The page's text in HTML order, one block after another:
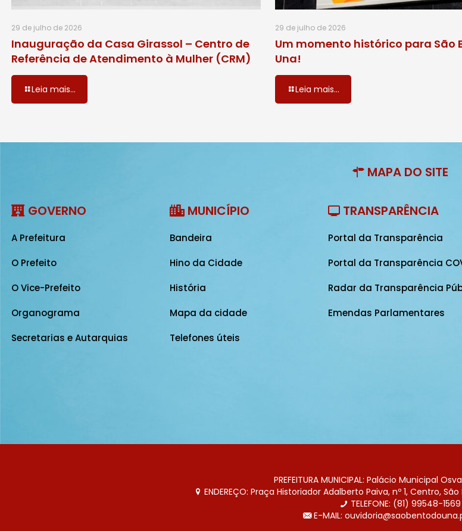
29 de julho de 2026
Inauguração da Casa Girassol – Centro de
Referência de Atendimento à Mulher (CRM)
Leia mais...
29 de julho de 2026
Um momento histórico para São
Una!
Leia mais...
MAPA DO SITE
GOVERNO
A Prefeitura
O Prefeito
O Vice-Prefeito
Organograma
Secretarias e Autarquias
MUNICÍPIO
Bandeira
Hino da Cidade
História
Mapa da cidade
Telefones úteis
TRANSPARÊNCIA
Portal da Transparência
Portal da Transparência
Radar da Transparência
Emendas Parlamentares
PREFEITURA MUNICIPAL: Palácio Municipal
ENDEREÇO: Praça Historiador Adalberto Paiva, nº 1, Centro,
TELEFONE: (81) 99548-1569
E-MAIL: